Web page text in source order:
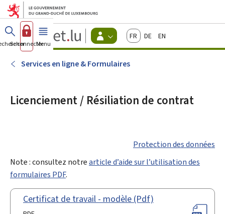
Aller au menu principal
Aller au contenu
Guichet.lu
Changer
d'espace
Menu
FrançaisDeutschEnglish
Se connecterMenu principal
Services en ligne & Formulaires
Licenciement / Résiliation de contrat
Protection des données
Note : consultez notrearticle d’aide sur l’utilisation des
formulaires PDF.
Certificat de travail - modèle (Pdf)